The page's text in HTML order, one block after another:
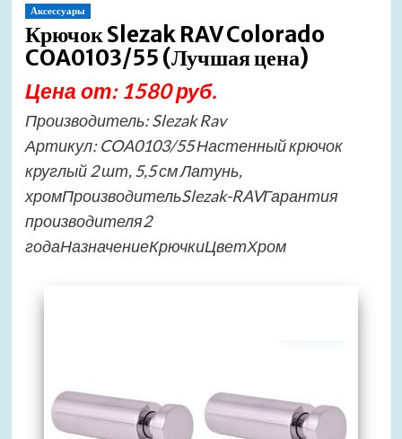
Аксессуары
Крючок Slezak RAV Colorado
COA0103/55 (Лучшая цена)
Цена от: 1580 руб.
Производитель: Slezak Rav
Артикул: COA0103/55 Настенный крючок
круглый 2 шт, 5,5 см Латунь,
хромПроизводительSlezak-RAVГарантия
производителя2
годаНазначениеКрючкиЦветХром